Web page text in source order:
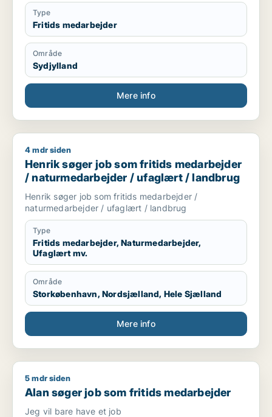
Type
Fritids medarbejder
Område
Sydjylland
Mere info
Henrik søger job som fritids medarbejder /
4 mdr siden
Henrik søger job som fritids medarbejder
/ naturmedarbejder / ufaglært / landbrug
Henrik søger job som fritids medarbejder /
naturmedarbejder / ufaglært / landbrug
Type
Fritids medarbejder, Naturmedarbejder,
Ufaglært mv.
Område
Storkøbenhavn, Nordsjælland, Hele Sjælland
Mere info
Alan søger job som fritids medarbejder
5 mdr siden
Alan søger job som fritids medarbejder
Jeg vil bare have et job